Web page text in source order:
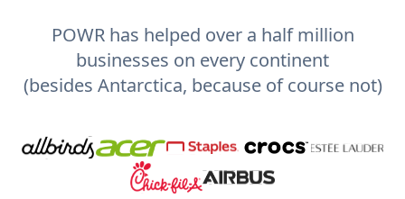
POWR has helped over a half million
businesses on every continent
(besides Antarctica, because of course not)